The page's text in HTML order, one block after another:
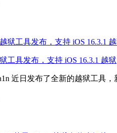
工具发布，支持 iOS 16.3.1 越狱
近日发布了全新的越狱工具